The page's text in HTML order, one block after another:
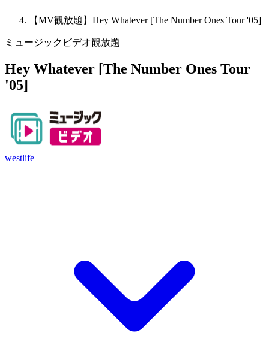
【MV観放題】Hey Whatever [The Number Ones Tour '05]
ミュージックビデオ観放題
Hey Whatever [The Number Ones Tour
'05]
westlife